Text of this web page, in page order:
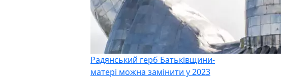
Радянський герб Батьківщини-
матері можна замінити у 2023